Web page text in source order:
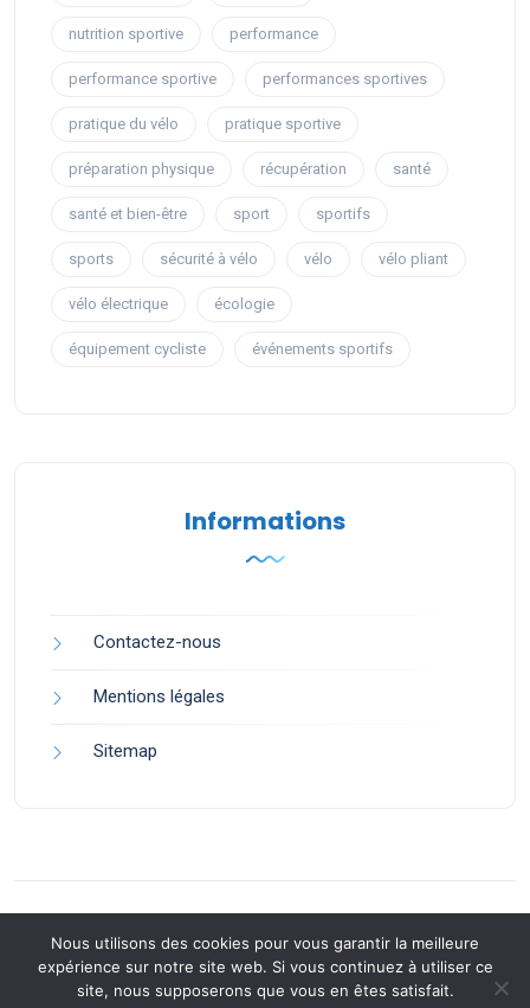
nutrition sportive performance
performance sportive performances sportives
pratique du vélo pratique sportive
préparation physique récupération santé
santé et bien-être sport sportifs
sports sécurité à vélo vélo vélo pliant
vélo électrique écologie
équipement cycliste événements sportifs
Informations
Contactez-nous
Mentions légales
Sitemap
Back to Top
Nous utilisons des cookies pour vous garantir la meilleure
expérience sur notre site web. Si vous continuez à utiliser ce
site, nous supposerons que vous en êtes satisfait.